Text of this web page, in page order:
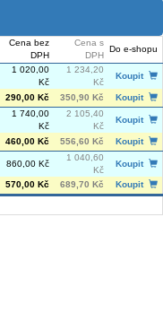
Cena bez
DPH
Cena s
DPH
Do e-shopu
1 020,00
Kč
1 234,20
Kč
Koupit
290,00 Kč 350,90 Kč Koupit
1 740,00
Kč
2 105,40
Kč
Koupit
460,00 Kč 556,60 Kč Koupit
860,00 Kč
1 040,60
Kč
Koupit
570,00 Kč 689,70 Kč Koupit